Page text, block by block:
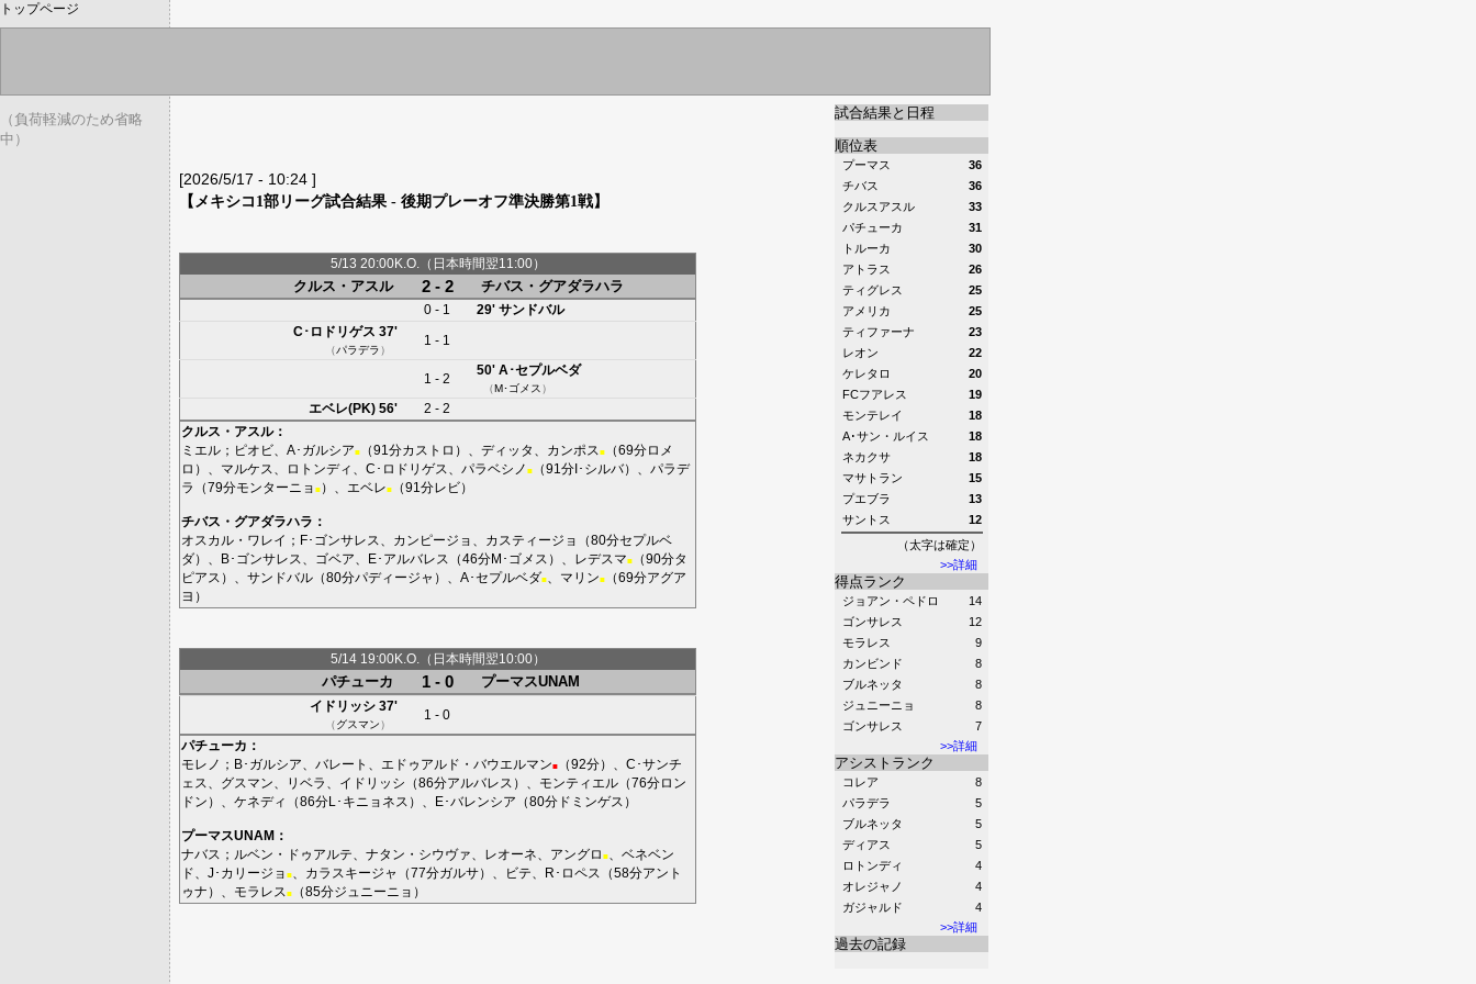
トップページ
（負荷軽減のため省略
中）
試合結果と日程
順位表
>>詳細
プーマス
36
チバス
36
クルスアスル
33
パチューカ
31
トルーカ
30
アトラス
26
ティグレス
25
アメリカ
25
ティファーナ
23
レオン
22
ケレタロ
20
FCフアレス
19
モンテレイ
18
A･サン・ルイス
18
ネカクサ
18
マサトラン
15
プエブラ
13
サントス
12
（太字は確定）
得点ランク
>>詳細
ジョアン・ペドロ
14
ゴンサレス
12
モラレス
9
カンビンド
8
ブルネッタ
8
ジュニーニョ
8
ゴンサレス
7
アシストランク
>>詳細
コレア
8
パラデラ
5
ブルネッタ
5
ディアス
5
ロトンディ
4
オレジャノ
4
ガジャルド
4
過去の記録
[2026/5/17 - 10:24 ]
【メキシコ1部リーグ試合結果 - 後期プレーオフ準決勝第1戦】
5/13 20:00K.O.（日本時間翌11:00）
クルス・アスル 2 - 2 チバス・グアダラハラ
0 - 1 29' サンドバル
C･ロドリゲス 37'
（パラデラ）
1 - 1
1 - 2
50' A･セプルベダ
（M･ゴメス ）
エベレ(PK) 56'
2 - 2
クルス・アスル：
ミエル ； ピオビ A･ガルシア■ （91分カストロ ）、 ディッタ カンポス ■ （69分ロメ
ロ ）、 マルケス ロトンディ C･ロドリゲス パラベシノ ■ （91分I･シルバ）、 パラデ
ラ
（79分モンターニョ ■ ）、 エベレ■ （91分レビ）
チバス・グアダラハラ ：
オスカル・ワレイ ； F･ゴンサレス カンピージョ カスティージョ （80分セプルベ
ダ）、 B･ゴンサレス ゴベア E･アルバレス （46分M･ゴメス ）、 レデスマ■ （90分タ
ピアス ）、 サンドバル （80分パディージャ ）、 A･セプルベダ■ マリン■ （69分アグア
ヨ ）
5/14 19:00K.O.（日本時間翌10:00）
パチューカ 1 - 0 プーマスUNAM
イドリッシ 37'
（グスマン）
1 - 0
パチューカ ：
モレノ ； B･ガルシア バレート エドゥアルド・バウエルマン■ （92分）、 C･サンチ
ェス
グスマン リベラ イドリッシ （86分アルバレス ）、 モンティエル （76分ロン
ドン ）、 ケネディ （86分L･キニョネス ）、 E･バレンシア （80分 ドミンゲス ）
プーマスUNAM ：
ナバス ； ルベン・ドゥアルテ ナタン・シウヴァ レオーネ アングロ ■
ベネベン
ド
J･カリージョ ■ カラスキージャ （77分ガルサ）、 ビテ R･ロペス （58分アント
ゥナ ）、 モラレス ■ （85分ジュニーニョ ）